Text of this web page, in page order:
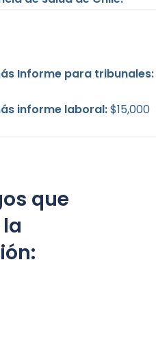
Informe para tribunales:
informe laboral:$15,000
que